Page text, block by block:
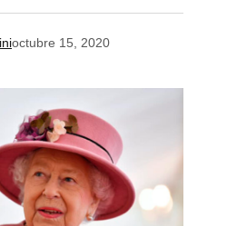
octubre 15, 2020